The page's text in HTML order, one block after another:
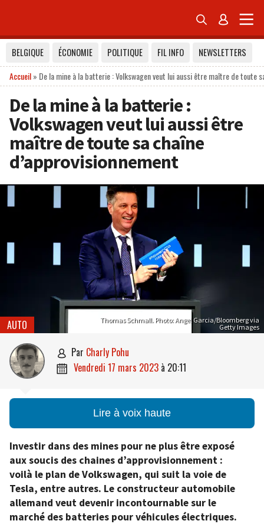
 
BELGIQUE ÉCONOMIE POLITIQUE FIL INFO
NEWSLETTERS
Accueil» De la mine à la batterie : Volkswagen veut lui aussi être maître de toute
De la mine à la batterie :
Volkswagen veut lui aussi être
maître de toute sa chaîne
d’approvisionnement
Thomas Schmall. Photo: Angel Garcia/Bloomberg via
Getty Images
AUTO
 par Charly Pohu
 vendredi 17 mars 2023 à 20:11
Lire à voix haute
Investir dans des mines pour ne plus être exposé
aux soucis des chaines d’approvisionnement :
voilà le plan de Volkswagen, qui suit la voie de
Tesla, entre autres. Le constructeur automobile
allemand veut devenir incontournable sur le
marché des batteries pour véhicules électriques.